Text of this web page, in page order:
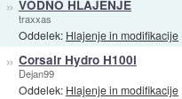
» VODNO HLAJENJE
traxxas
Oddelek: Hlajenje in modifikacije
» Corsair Hydro H100i
Dejan99
Oddelek: Hlajenje in modifikacije